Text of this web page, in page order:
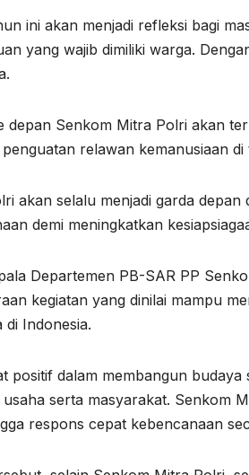
ini akan menjadi refleksi bagi
yang wajib dimiliki warga.
depan Senkom Mitra Polri akan
relawan kemanusiaan di
akan selalu menjadi garda
demi meningkatkan
Departemen PB-SAR PP
kegiatan yang dinilai mampu
di Indonesia.
positif dalam membangun
serta masyarakat. Senkom
respons cepat kebencanaan